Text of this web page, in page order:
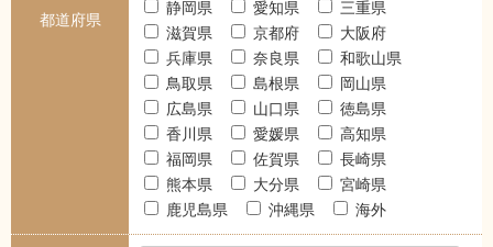
都道府県
静岡県
愛知県
三重県
滋賀県
京都府
大阪府
兵庫県
奈良県
和歌山県
鳥取県
島根県
岡山県
広島県
山口県
徳島県
香川県
愛媛県
高知県
福岡県
佐賀県
長崎県
熊本県
大分県
宮崎県
鹿児島県
沖縄県 海外